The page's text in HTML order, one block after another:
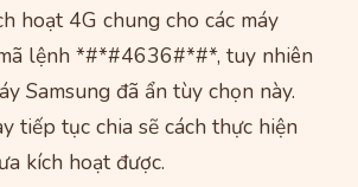
hoạt 4G chung cho các máy
lệnh *#*#4636#*#*, tuy nhiên
Samsung đã ẩn tùy chọn này.
tiếp tục chia sẽ cách thực hiện
kích hoạt được.